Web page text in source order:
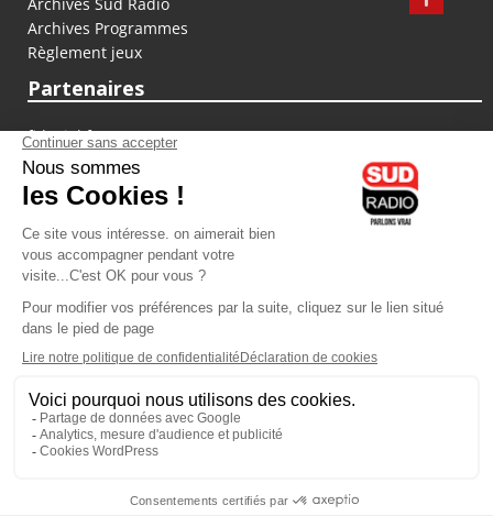
Archives Sud Radio
Archives Programmes
Règlement jeux
Partenaires
fiducial.fr
lyoncapitale.fr
olympique-et-lyonnais.com
L'application Iphone / Android
Téléchargez l'application
Les cookies
Gestion des cookies
Crédit photos : ©Sud Radio / Pierre Olivier